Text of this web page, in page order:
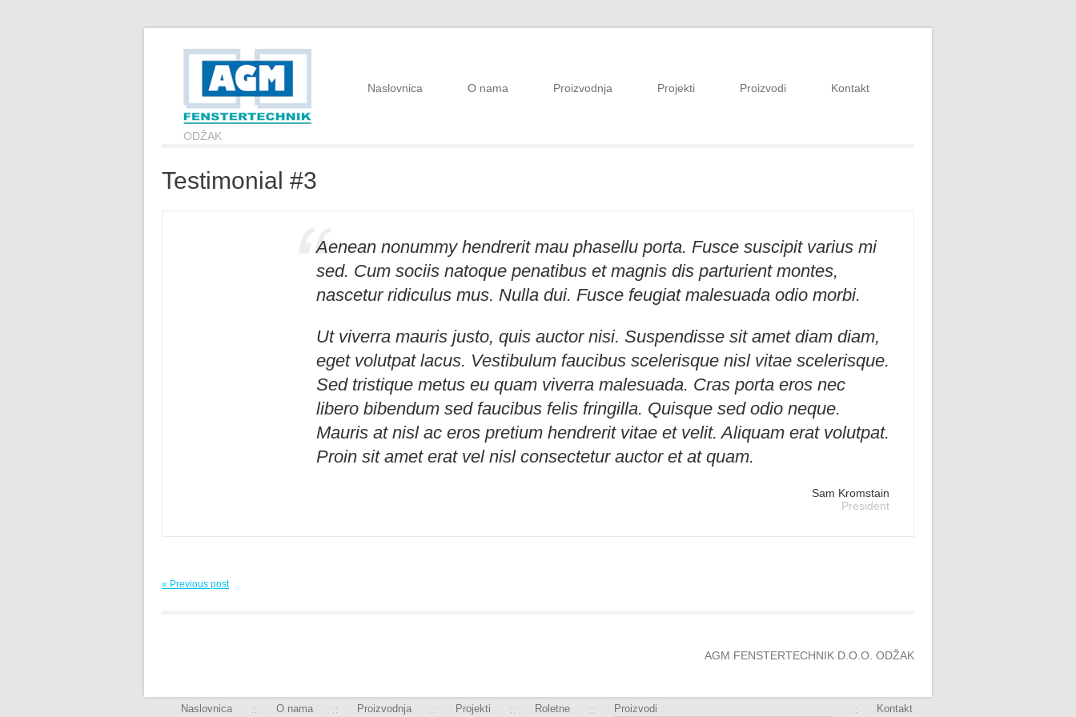
ODŽAK
Naslovnica O nama Proizvodnja Projekti Proizvodi Kontakt
Testimonial #3
Aenean nonummy hendrerit mau phasellu porta. Fusce suscipit varius mi
sed. Cum sociis natoque penatibus et magnis dis parturient montes,
nascetur ridiculus mus. Nulla dui. Fusce feugiat malesuada odio morbi.
Ut viverra mauris justo, quis auctor nisi. Suspendisse sit amet diam diam,
eget volutpat lacus. Vestibulum faucibus scelerisque nisl vitae scelerisque.
Sed tristique metus eu quam viverra malesuada. Cras porta eros nec
libero bibendum sed faucibus felis fringilla. Quisque sed odio neque.
Mauris at nisl ac eros pretium hendrerit vitae et velit. Aliquam erat volutpat.
Proin sit amet erat vel nisl consectetur auctor et at quam.
Sam Kromstain
President
« Previous post
AGM FENSTERTECHNIK D.O.O. ODŽAK
Naslovnica O nama Proizvodnja Projekti Roletne Proizvodi Kontakt